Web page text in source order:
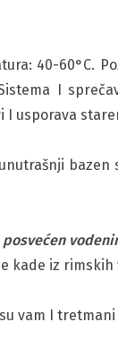
40-60°C.
I
I usporava
kade iz
vam I